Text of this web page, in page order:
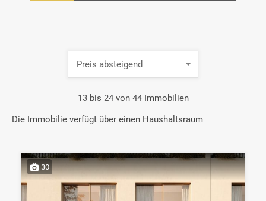
13 bis 24 von 44 Immobilien
Preis absteigend
Die Immobilie verfügt über einen Haushaltsraum
30